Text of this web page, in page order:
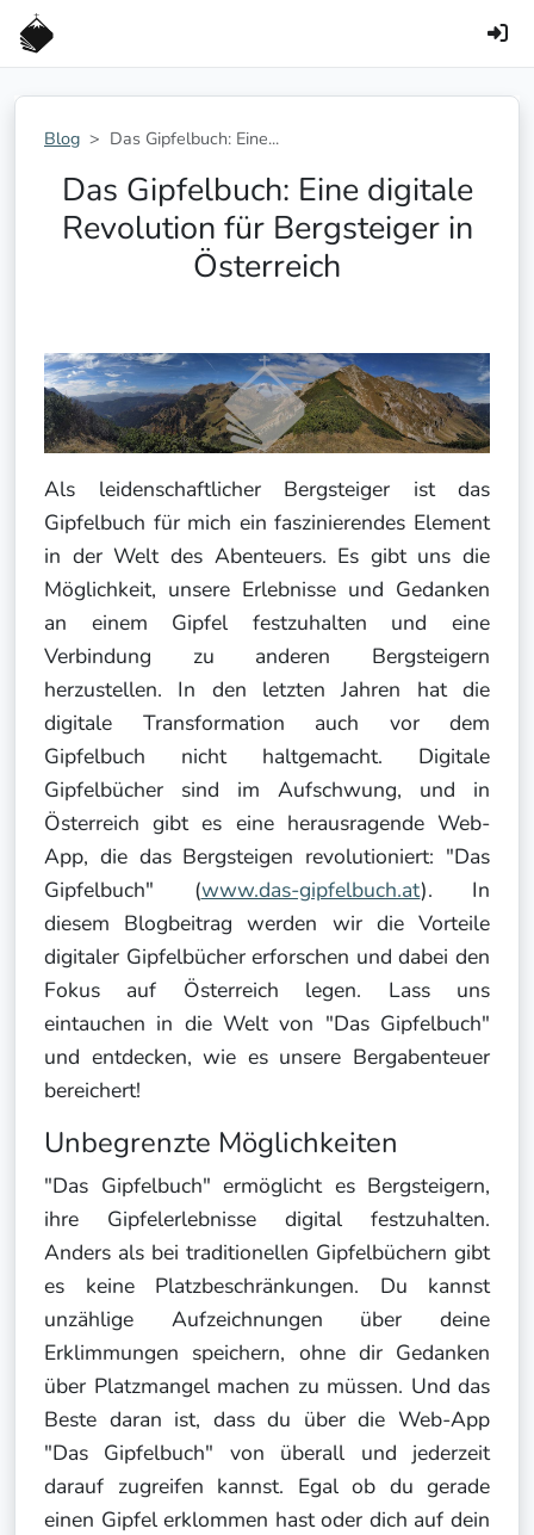
Blog Das Gipfelbuch: Eine...
Das Gipfelbuch: Eine digitale
Revolution für Bergsteiger in
Österreich
Als leidenschaftlicher Bergsteiger ist das
Gipfelbuch für mich ein faszinierendes Element
in der Welt des Abenteuers. Es gibt uns die
Möglichkeit, unsere Erlebnisse und Gedanken
an einem Gipfel festzuhalten und eine
Verbindung zu anderen Bergsteigern
herzustellen. In den letzten Jahren hat die
digitale Transformation auch vor dem
Gipfelbuch nicht haltgemacht. Digitale
Gipfelbücher sind im Aufschwung, und in
Österreich gibt es eine herausragende Web-
App, die das Bergsteigen revolutioniert: "Das
Gipfelbuch" (www.das-gipfelbuch.at). In
diesem Blogbeitrag werden wir die Vorteile
digitaler Gipfelbücher erforschen und dabei den
Fokus auf Österreich legen. Lass uns
eintauchen in die Welt von "Das Gipfelbuch"
und entdecken, wie es unsere Bergabenteuer
bereichert!
Unbegrenzte Möglichkeiten
"Das Gipfelbuch" ermöglicht es Bergsteigern,
ihre Gipfelerlebnisse digital festzuhalten.
Anders als bei traditionellen Gipfelbüchern gibt
es keine Platzbeschränkungen. Du kannst
unzählige Aufzeichnungen über deine
Erklimmungen speichern, ohne dir Gedanken
über Platzmangel machen zu müssen. Und das
Beste daran ist, dass du über die Web-App
"Das Gipfelbuch" von überall und jederzeit
darauf zugreifen kannst. Egal ob du gerade
einen Gipfel erklommen hast oder dich auf dein